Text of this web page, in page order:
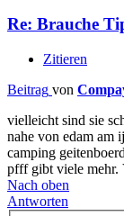
Re: Brauche
Zitieren
Beitrag von
vielleicht sind sie
nahe von edam am
camping
pfff gibt viele mehr.
Nach oben
Antworten